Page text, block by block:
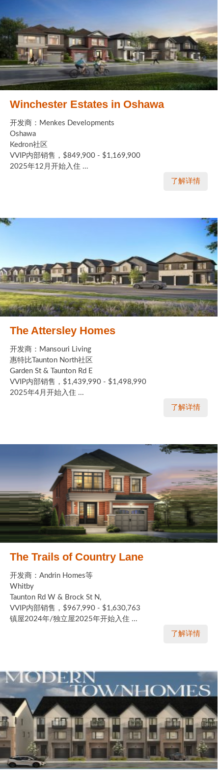
Winchester Estates in Oshawa
开发商：Menkes Developments
Oshawa
Kedron社区
VVIP内部销售，$849,900 - $1,169,900
2025年12月开始入住 ...
了解详情
The Attersley Homes
开发商：Mansouri Living
惠特比Taunton North社区
Garden St & Taunton Rd E
VVIP内部销售，$1,439,990 - $1,498,990
2025年4月开始入住 ...
了解详情
The Trails of Country Lane
开发商：Andrin Homes等
Whitby
Taunton Rd W & Brock St N,
VVIP内部销售，$967,990 - $1,630,763
镇屋2024年/独立屋2025年开始入住 ...
了解详情